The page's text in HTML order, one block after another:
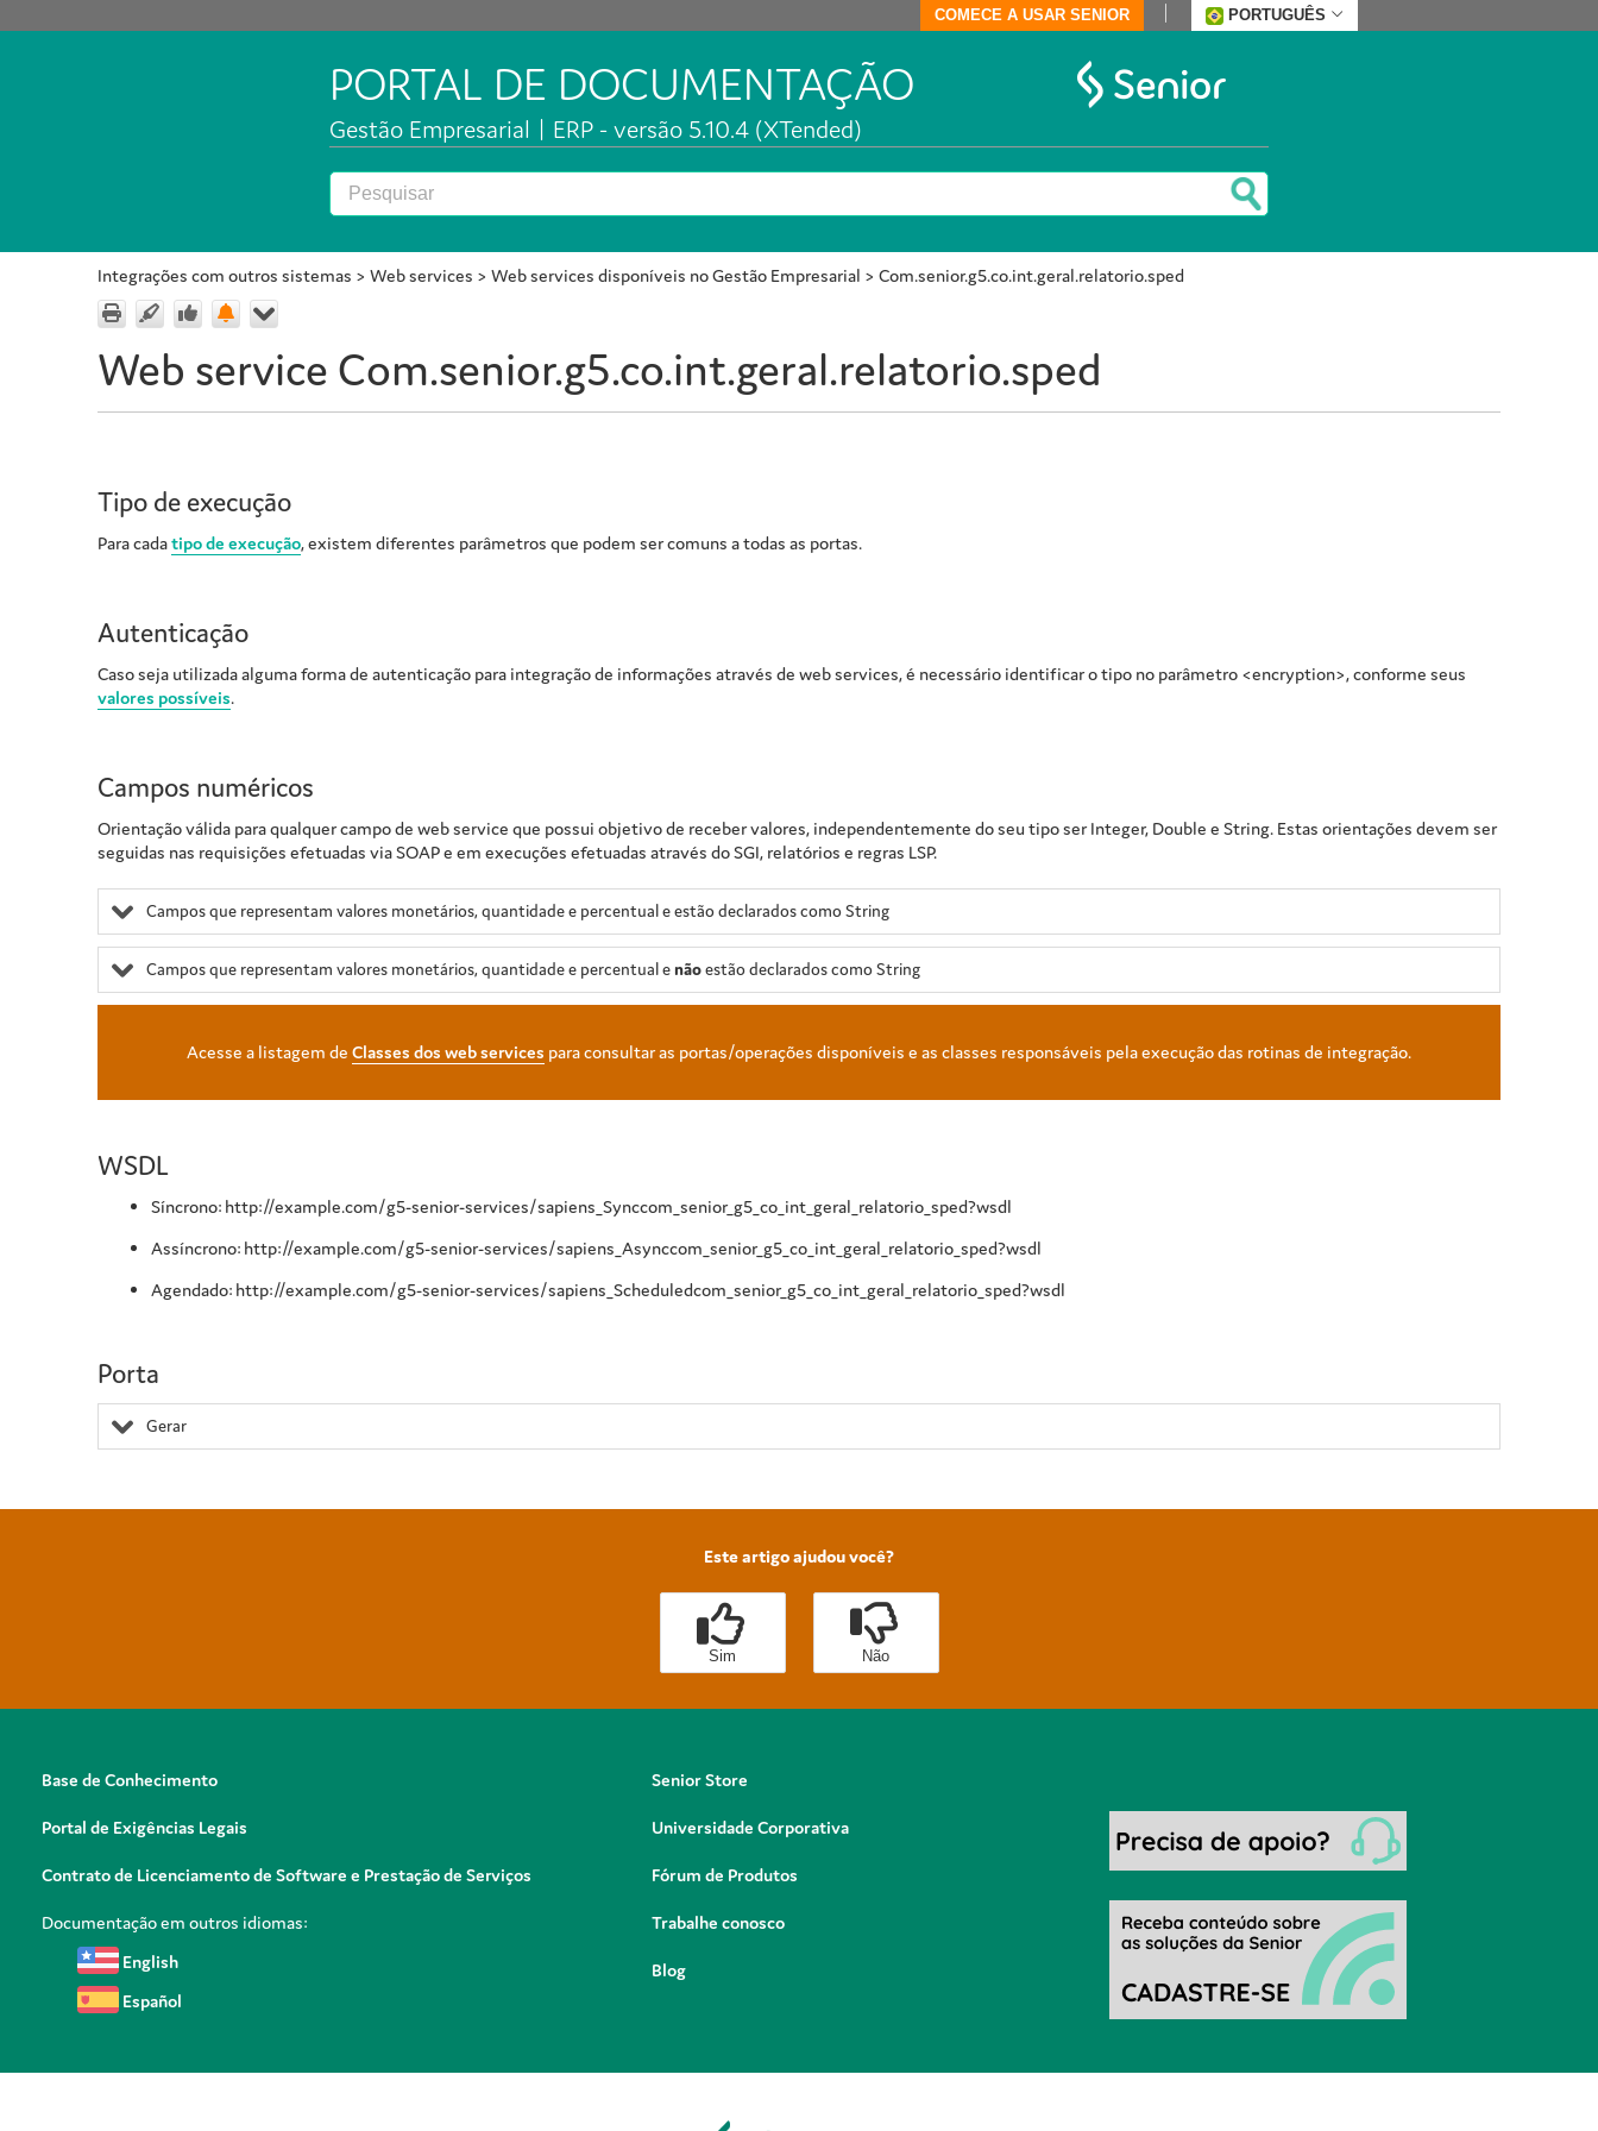
COMECE A USAR SENIOR PORTUGUÊS
PORTAL DE DOCUMENTAÇÃO
Gestão Empresarial | ERP - versão 5.10.4 (XTended)
Integrações com outros sistemas > Web services > Web services disponíveis no Gestão Empresarial > Com.senior.g5.co.int.geral.relatorio.sped
Web service Com.senior.g5.co.int.geral.relatorio.sped
Tipo de execução
Para cadatipo de execução, existem diferentes parâmetros que podem ser comuns a todas as portas.
Autenticação
Caso seja utilizada alguma forma de autenticação para integração de informações através de web services, é necessário identificar o tipo no parâmetro <encryption>, conforme seus
valores possíveis.
Campos numéricos
Orientação válida para qualquer campo de web service que possui objetivo de receber valores, independentemente do seu tipo ser Integer, Double e String. Estas orientações devem ser
seguidas nas requisições efetuadas via SOAP e em execuções efetuadas através do SGI, relatórios e regras LSP.
Campos que representam valores monetários, quantidade e percentual e estão declarados como String
Campos que representam valores monetários, quantidade e percentual e nãoestão declarados como String
Acesse a listagem de Classes dos web services para consultar as portas/operações disponíveis e as classes responsáveis pela execução das rotinas de integração.
WSDL
Síncrono: http://example.com/g5-senior-services/sapiens_Synccom_senior_g5_co_int_geral_relatorio_sped?wsdl
Assíncrono: http://example.com/g5-senior-services/sapiens_Asynccom_senior_g5_co_int_geral_relatorio_sped?wsdl
Agendado: http://example.com/g5-senior-services/sapiens_Scheduledcom_senior_g5_co_int_geral_relatorio_sped?wsdl
Porta
Gerar
Este artigo ajudou você?
Sim Não
Base de Conhecimento
Portal de Exigências Legais
Contrato de Licenciamento de Software e Prestação de Serviços
Documentação em outros idiomas:
English
Español
Senior Store
Universidade Corporativa
Fórum de Produtos
Trabalhe conosco
Blog